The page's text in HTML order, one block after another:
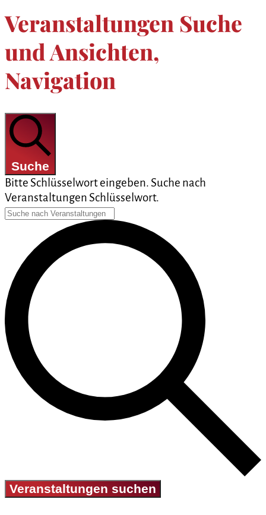
Veranstaltungen Suche
und Ansichten,
Navigation
Suche
Bitte Schlüsselwort eingeben. Suche nach
Veranstaltungen Schlüsselwort.
Veranstaltungen suchen